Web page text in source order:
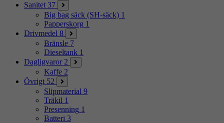
Sanitet 37
Big bag säck (SH-säck) 1
Papperskorg 1
Drivmedel 8
Bränsle 7
Dieseltank 1
Dagligvaror 2
Kaffe 2
Övrigt 52
Slipmaterial 9
Träkil 1
Presenning 1
Batteri 3